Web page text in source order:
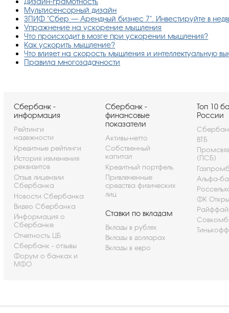
Мультисенсорный дизайн
ЗПИФ "Сбер — Арендный бизнес 7". Инвестируйте в
Упражнение на ускорение мышления
Что происходит в мозге при ускорении мышления?
Как ускорить мышление?
Что влияет на скорость мышления и интеллектуальную
Правила многозадачности
Сбербанк -
информация
Рейтинги
надежности
Кредитные рейтинги
История изменения
реквизитов
Отзыв лицензии
Сбербанка
Новости Сбербанка
Видео Сбербанка
Информация о
Сбербанке
Отчетность ЦБ
Сбербанк - отзывы
Форум о банках и
МФО
Сбербанк -
финансовые
показатели
Активы-нетто
Собственный
капитал
Кредитный портфель
Привлеченные
средства физических
лиц
Ставки по вкладам
Вклады в рублях
Вклады в долларах
Вклады в евро
Топ 10
России
ВТБ
(ПСБ)
Альфа-
ФК